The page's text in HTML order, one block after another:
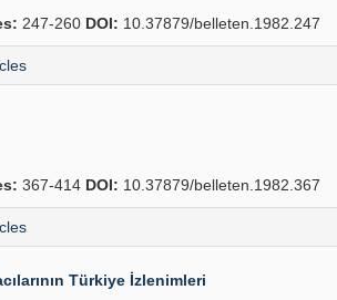
247-260 DOI: 10.37879/belleten.1982.247
367-414 DOI: 10.37879/belleten.1982.367
Türkiye İzlenimleri